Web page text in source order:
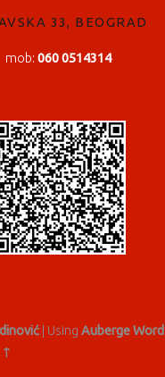
33, BEOGRAD
mob:060 0514314
Using Auberge
↑